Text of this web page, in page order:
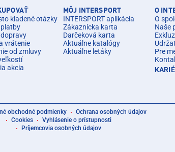
kladené otázky
vrátenie
od zmluvy
akcia
MÔJ INTERSPORT
INTERSPORT aplikácia
Zákaznícka karta
Darčeková karta
Aktuálne katalógy
Aktuálne letáky
O
O
Naše
Pre
obchodné podmienky
Ochrana osobných údajov
Cookies
Vyhlásenie o prístupnosti
Príjemcovia osobných údajov